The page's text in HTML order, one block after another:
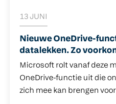
13 JUNI
Nieuwe OneDrive-
datalekken. Zo
Microsoft rolt vanaf deze
OneDrive-functie uit die
zich mee kan brengen